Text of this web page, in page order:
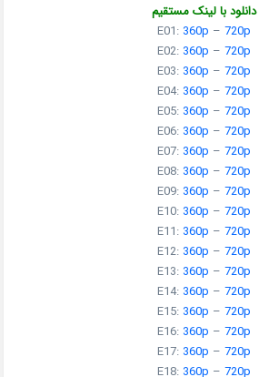
دانلود با لینک مستقیم
E01: 360p – 720p
E02: 360p – 720p
E03: 360p – 720p
E04: 360p – 720p
E05: 360p – 720p
E06: 360p – 720p
E07: 360p – 720p
E08: 360p – 720p
E09: 360p – 720p
E10: 360p – 720p
E11: 360p – 720p
E12: 360p – 720p
E13: 360p – 720p
E14: 360p – 720p
E15: 360p – 720p
E16: 360p – 720p
E17: 360p – 720p
E18: 360p – 720p